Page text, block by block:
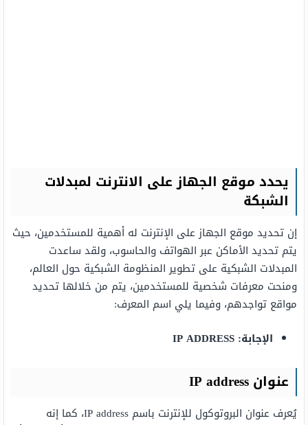
يحدد موقع الجهاز على الانترنت لمبدلات
الشبكة
إن تحديد موقع الجهاز على الإنترنت له أهمية للمستخدمين، حيث
يتم تحديد الأماكن عبر الهواتف والحاسوب، ولقد ساعدت
المبدلات الشبكية على تطوير المنظومة الشبكية حول العالم،
ومنحت معرفات شخصية للمستخدمين، يتم من خلالها تحديد
مواقع تواجدهم، وفيما يلي اسم المعرف:
الإجابة: IP ADDRESS
عنوان IP address
يُعرف عنوان البروتوكول للإنترنت باسم IP address، كما إنه